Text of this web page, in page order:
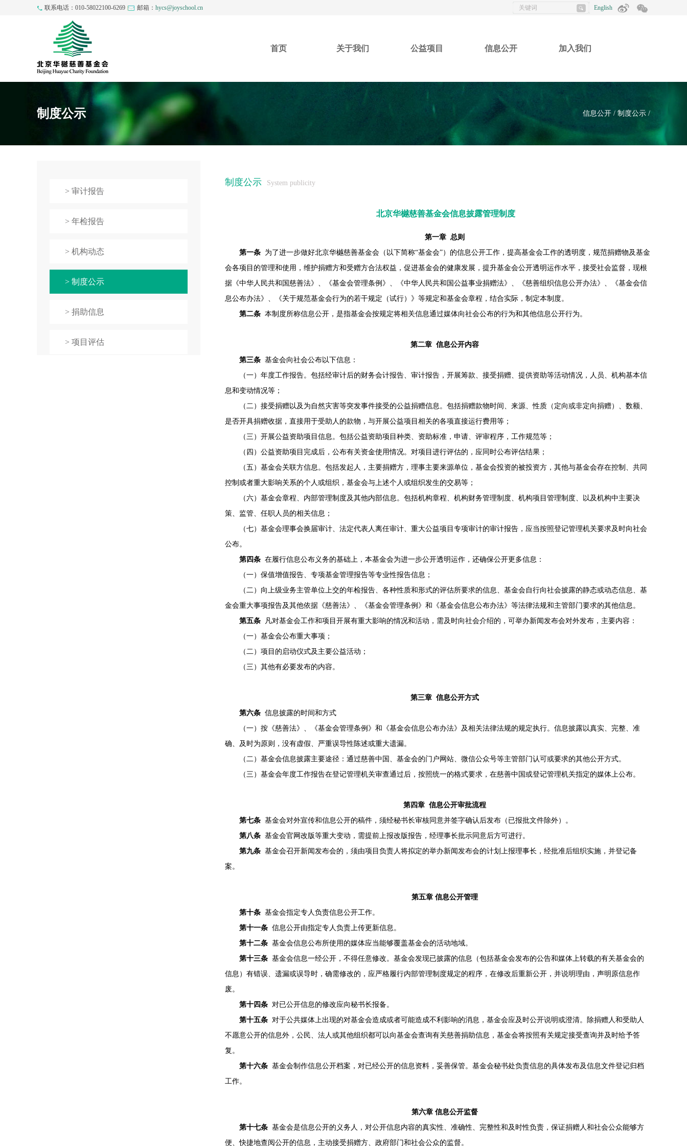
联系电话：010-58022100-6269 邮箱： hycs@joyschool.cn English
首页 关于我们 公益项目 信息公开 加入我们
制度公示 信息公开 / 制度公示 /
> 审计报告
> 年检报告
> 机构动态
> 制度公示
> 捐助信息
> 项目评估
制度公示 System publicity
北京华樾慈善基金会信息披露管理制度
第一章 总则
第一条 为了进一步做好北京华樾慈善基金会（以下简称“基金会”）的信息公开工作，提高基金会工作的透明度，规范捐赠物及基金
会各项目的管理和使用，维护捐赠方和受赠方合法权益，促进基金会的健康发展，提升基金会公开透明运作水平，接受社会监督，现根
据《中华人民共和国慈善法》、《基金会管理条例》、《中华人民共和国公益事业捐赠法》、《慈善组织信息公开办法》、《基金会信
息公布办法》、《关于规范基金会行为的若干规定（试行）》等规定和基金会章程，结合实际，制定本制度。
第二条 本制度所称信息公开，是指基金会按规定将相关信息通过媒体向社会公布的行为和其他信息公开行为。
第二章 信息公开内容
第三条 基金会向社会公布以下信息：
（一）年度工作报告。包括经审计后的财务会计报告、审计报告，开展筹款、接受捐赠、提供资助等活动情况，人员、机构基本信
息和变动情况等；
（二）接受捐赠以及为自然灾害等突发事件接受的公益捐赠信息。包括捐赠款物时间、来源、性质（定向或非定向捐赠）、数额、
是否开具捐赠收据，直接用于受助人的款物，与开展公益项目相关的各项直接运行费用等；
（三）开展公益资助项目信息。包括公益资助项目种类、资助标准，申请、评审程序，工作规范等；
（四）公益资助项目完成后，公布有关资金使用情况。对项目进行评估的，应同时公布评估结果；
（五）基金会关联方信息。包括发起人，主要捐赠方，理事主要来源单位，基金会投资的被投资方，其他与基金会存在控制、共同
控制或者重大影响关系的个人或组织，基金会与上述个人或组织发生的交易等；
（六）基金会章程、内部管理制度及其他内部信息。包括机构章程、机构财务管理制度、机构项目管理制度、以及机构中主要决
策、监管、任职人员的相关信息；
（七）基金会理事会换届审计、法定代表人离任审计、重大公益项目专项审计的审计报告，应当按照登记管理机关要求及时向社会
公布。
第四条 在履行信息公布义务的基础上，本基金会为进一步公开透明运作，还确保公开更多信息：
（一）保值增值报告、专项基金管理报告等专业性报告信息；
（二）向上级业务主管单位上交的年检报告、各种性质和形式的评估所要求的信息、基金会自行向社会披露的静态或动态信息、基
金会重大事项报告及其他依据《慈善法》、《基金会管理条例》和《基金会信息公布办法》等法律法规和主管部门要求的其他信息。
第五条 凡对基金会工作和项目开展有重大影响的情况和活动，需及时向社会介绍的，可举办新闻发布会对外发布，主要内容：
（一）基金会公布重大事项；
（二）项目的启动仪式及主要公益活动；
（三）其他有必要发布的内容。
第三章 信息公开方式
第六条 信息披露的时间和方式
（一）按《慈善法》、《基金会管理条例》和《基金会信息公布办法》及相关法律法规的规定执行。信息披露以真实、完整、准
确、及时为原则，没有虚假、严重误导性陈述或重大遗漏。
（二）基金会信息披露主要途径：通过慈善中国、基金会的门户网站、微信公众号等主管部门认可或要求的其他公开方式。
（三）基金会年度工作报告在登记管理机关审查通过后，按照统一的格式要求，在慈善中国或登记管理机关指定的媒体上公布。
第四章 信息公开审批流程
第七条 基金会对外宣传和信息公开的稿件，须经秘书长审核同意并签字确认后发布（已报批文件除外）。
第八条 基金会官网改版等重大变动，需提前上报改版报告，经理事长批示同意后方可进行。
第九条 基金会召开新闻发布会的，须由项目负责人将拟定的举办新闻发布会的计划上报理事长，经批准后组织实施，并登记备
案。
第五章 信息公开管理
第十条 基金会指定专人负责信息公开工作。
第十一条 信息公开由指定专人负责上传更新信息。
第十二条 基金会信息公布所使用的媒体应当能够覆盖基金会的活动地域。
第十三条 基金会信息一经公开，不得任意修改。基金会发现已披露的信息（包括基金会发布的公告和媒体上转载的有关基金会的
信息）有错误、遗漏或误导时，确需修改的，应严格履行内部管理制度规定的程序，在修改后重新公开，并说明理由，声明原信息作
废。
第十四条 对已公开信息的修改应向秘书长报备。
第十五条 对于公共媒体上出现的对基金会造成或者可能造成不利影响的消息，基金会应及时公开说明或澄清。除捐赠人和受助人
不愿意公开的信息外，公民、法人或其他组织都可以向基金会查询有关慈善捐助信息，基金会将按照有关规定接受查询并及时给予答
复。
第十六条 基金会制作信息公开档案，对已经公开的信息资料，妥善保管。基金会秘书处负责信息的具体发布及信息文件登记归档
工作。
第六章 信息公开监督
第十七条 基金会是信息公开的义务人，对公开信息内容的真实性、准确性、完整性和及时性负责，保证捐赠人和社会公众能够方
便、快捷地查阅公开的信息，主动接受捐赠方、政府部门和社会公众的监督。